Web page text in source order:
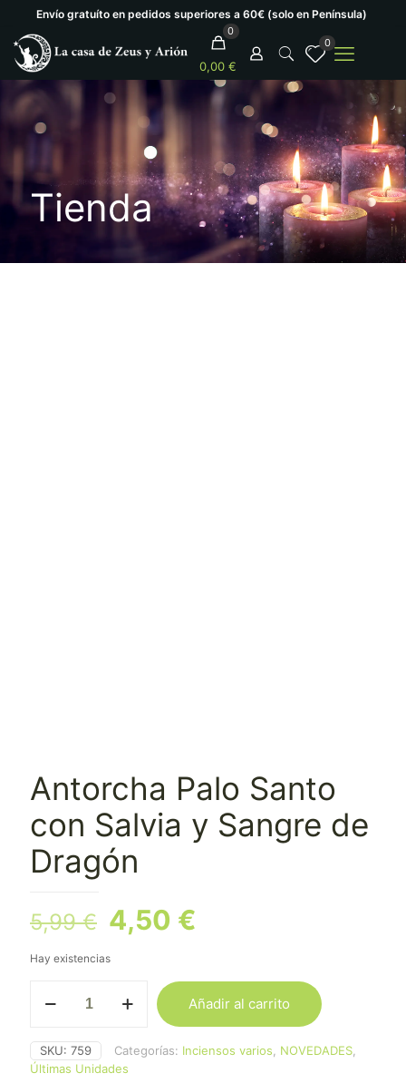
Envío gratuíto en pedidos superiores a 60€ (solo en Península)
0
0,00 €
0
Tienda
Antorcha Palo Santo
con Salvia y Sangre de
Dragón
5,99€ El
precio
original
era:
5,99 €.
4,50 €
actual
es:
4,50 €.
Hay existencias
Palo
con
Salvia
y
Añadir al carrito
SKU: 759 Categorías: Inciensos varios, NOVEDADES,
Últimas Unidades